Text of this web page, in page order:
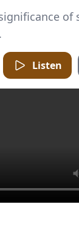
of
Listen